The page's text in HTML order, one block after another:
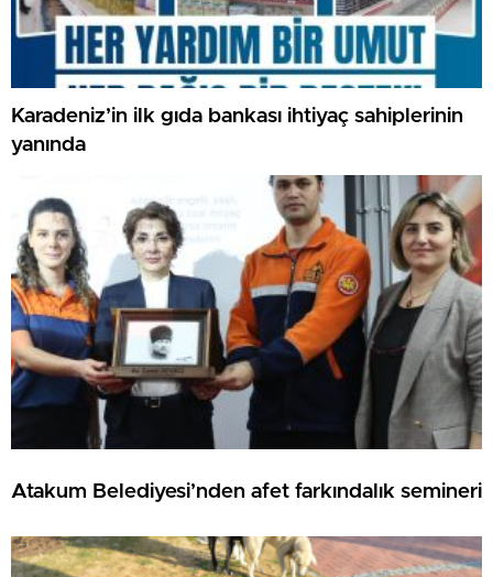
Karadeniz’in ilk gıda bankası ihtiyaç sahiplerinin
yanında
Atakum Belediyesi’nden afet farkındalık semineri